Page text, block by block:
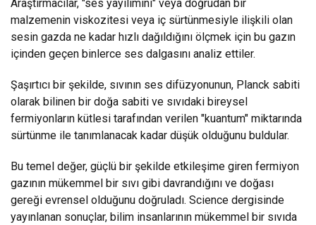
Araştırmacılar, "ses yayılımını" veya doğrudan bir
malzemenin viskozitesi veya iç sürtünmesiyle ilişkili olan
sesin gazda ne kadar hızlı dağıldığını ölçmek için bu gazın
içinden geçen binlerce ses dalgasını analiz ettiler.
Şaşırtıcı bir şekilde, sıvının ses difüzyonunun, Planck sabiti
olarak bilinen bir doğa sabiti ve sıvıdaki bireysel
fermiyonların kütlesi tarafından verilen "kuantum" miktarında
sürtünme ile tanımlanacak kadar düşük olduğunu buldular.
Bu temel değer, güçlü bir şekilde etkileşime giren fermiyon
gazının mükemmel bir sıvı gibi davrandığını ve doğası
gereği evrensel olduğunu doğruladı. Science dergisinde
yayınlanan sonuçlar, bilim insanlarının mükemmel bir sıvıda